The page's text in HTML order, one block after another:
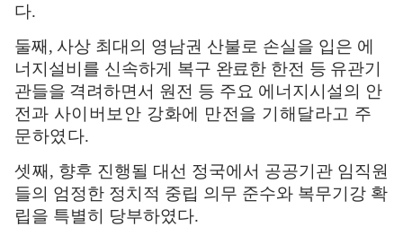
다.
둘째 , 사상 최대의 영남권 산불로 손실을 입은 에
너지설비를 신속하게 복구 완료한 한전 등 유관기
관들을 격려하면서 원전 등 주요 에너지시설의 안
전과 사이버보안 강화에 만전을 기해달라고 주
문하였다.
셋째 , 향후 진행될 대선 정국에서 공공기관 임직원
들의 엄정한 정치적 중립 의무 준수와 복무기강 확
립을 특별히 당부하였다.